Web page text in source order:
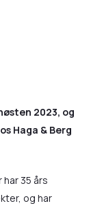
2023, og
Haga & Berg
35 års
og har